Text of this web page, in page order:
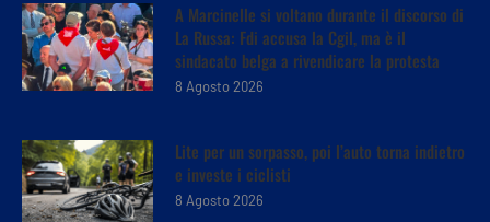
A Marcinelle si voltano durante il discorso di
La Russa: Fdi accusa la Cgil, ma è il
sindacato belga a rivendicare la protesta
8 Agosto 2026
Lite per un sorpasso, poi l’auto torna indietro
e investe i ciclisti
8 Agosto 2026